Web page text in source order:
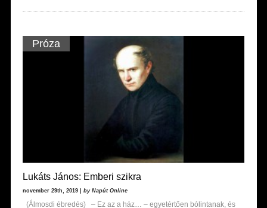
Próza
Lukáts János: Emberi szikra
november 29th, 2019 | by Napút Online
(Álmosdi ébredés) – Ez az a ház… – egyetértően bólintanak, és